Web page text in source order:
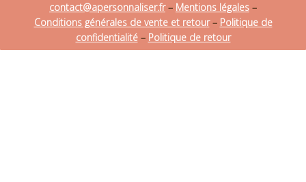
contact@apersonnaliser.fr– Mentions légales –
Conditions générales de vente et retour– Politique de
confidentialité– Politique de retour